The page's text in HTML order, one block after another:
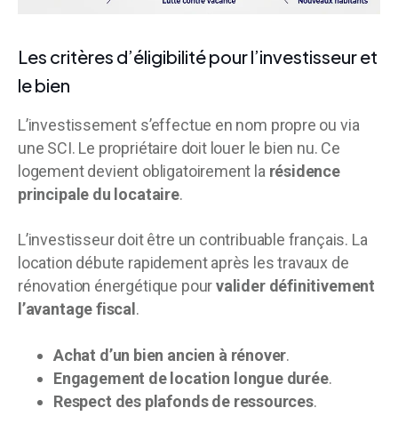
Les critères d’éligibilité pour l’investisseur et
le bien
L’investissement s’effectue en nom propre ou via
une SCI. Le propriétaire doit louer le bien nu. Ce
logement devient obligatoirement la résidence
principale du locataire.
L’investisseur doit être un contribuable français. La
location débute rapidement après les travaux de
rénovation énergétique pourvalider définitivement
l’avantage fiscal .
Achat d’un bien ancien à rénover.
Engagement de location longue durée.
Respect des plafonds de ressources.